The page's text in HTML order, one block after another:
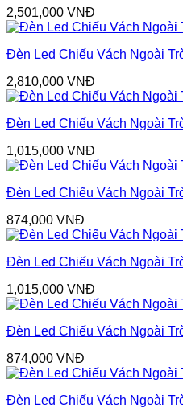
2,501,000 VNĐ
Đèn Led Chiếu Vách Ngoài
2,810,000 VNĐ
Đèn Led Chiếu Vách Ngoài
1,015,000 VNĐ
Đèn Led Chiếu Vách Ngoài
874,000 VNĐ
Đèn Led Chiếu Vách Ngoài
1,015,000 VNĐ
Đèn Led Chiếu Vách Ngoài
874,000 VNĐ
Đèn Led Chiếu Vách Ngoài